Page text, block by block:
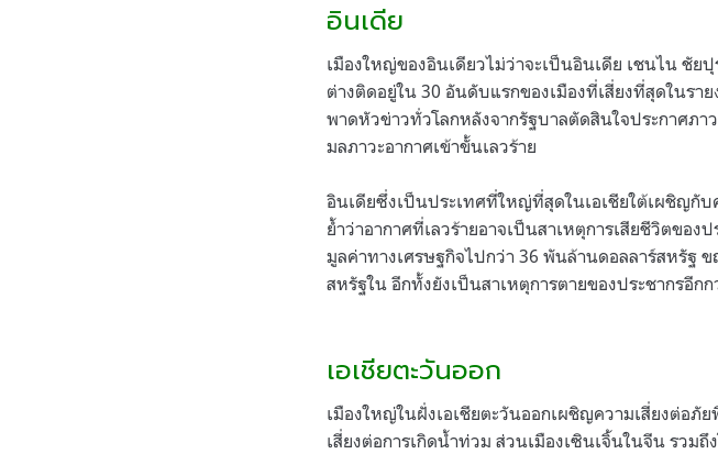
อินเดีย
เมืองใหญ่ของอินเดียวไม่ว่าจะเป็นอินเดีย เชนไน ชัย
ต่างติดอยู่ใน 30 อันดับแรกของเมืองที่เสี่ยงที่สุดในรา
พาดหัวข่าวทั่วโลกหลังจากรัฐบาลตัดสินใจประกาศภา
มลภาวะอากาศเข้าขั้นเลวร้าย
อินเดียซึ่งเป็นประเทศที่ใหญ่ที่สุดในเอเชียใต้เผชิญกั
ย้ำว่าอากาศที่เลวร้ายอาจเป็นสาเหตุการเสียชีวิตขอ
มูลค่าทางเศรษฐกิจไปกว่า 36 พันล้านดอลลาร์สหรัฐ
สหรัฐใน อีกทั้งยังเป็นสาเหตุการตายของประชากรอีก
เอเชียตะวันออก
เมืองใหญ่ในฝั่งเอเชียตะวันออกเผชิญความเสี่ยงต่อภั
เสี่ยงต่อการเกิดน้ำท่วม ส่วนเมืองเซินเจิ้นในจีน รวม